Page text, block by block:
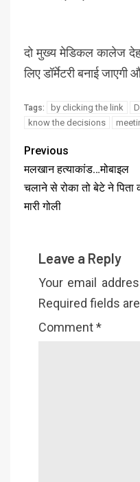
दो मुख्य मेडिकल कालेज
लिए डॉर्मेटरी बनाई जाएगी
Tags: by clicking the link
know the decisions
Previous
मलखान हत्याकांड…मोबाइल
चलाने से रोका तो बेटे ने पिता
मारी गोली
Leave a Reply
Your email
Required fields
Comment*